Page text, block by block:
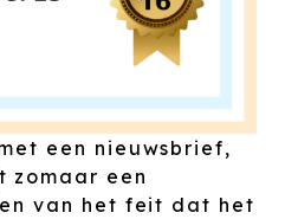
een nieuwsbrief,
zomaar een
van het feit dat het